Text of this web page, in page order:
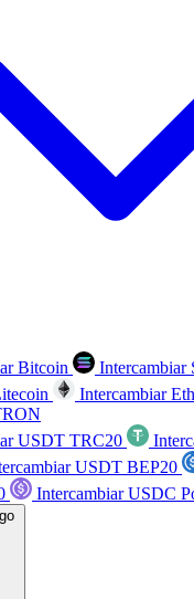
Bitcoin
Intercambiar
Intercambiar
USDT TRC20
USDT BEP20
Intercambiar USDC